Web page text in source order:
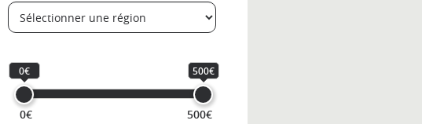
0€ 500€
0€ 500€